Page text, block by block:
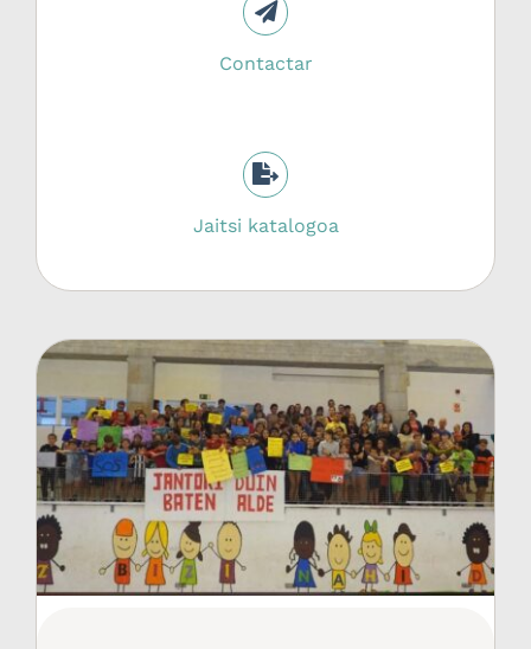
Contactar
Jaitsi katalogoa